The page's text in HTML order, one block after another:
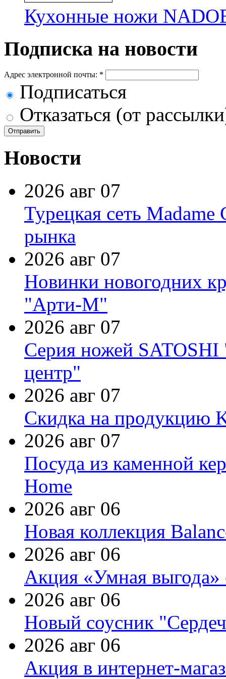
Кухонные ножи
Подписка на новости
Адрес электронной почты: *
Подписаться
Отказаться (от
Новости
2026 авг 07
Турецкая сеть Madame
рынка
2026 авг 07
Новинки новогодних
"Арти-М"
2026 авг 07
Серия ножей
центр"
2026 авг 07
Скидка на продукцию
2026 авг 07
Посуда из каменной
Home
2026 авг 06
Новая коллекция
2026 авг 06
Акция «Умная выгода»
2026 авг 06
Новый соусник
2026 авг 06
Акция в интернет-